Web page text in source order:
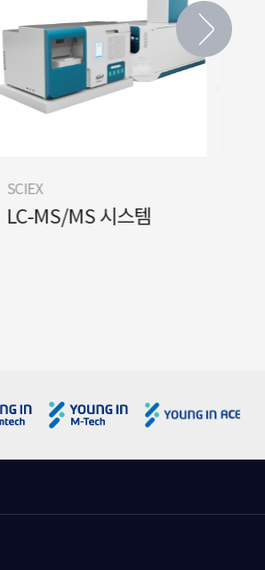
SCIEX
LC-MS/MS 시스템